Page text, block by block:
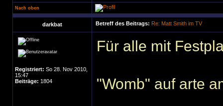
Nach oben
darkbat Betreff des Beitrags: Re: Matt Smith im TV
Registriert: So 28. Nov 2010,
15:47
Beiträge: 1804
Für alle mit
"Womb" auf arte